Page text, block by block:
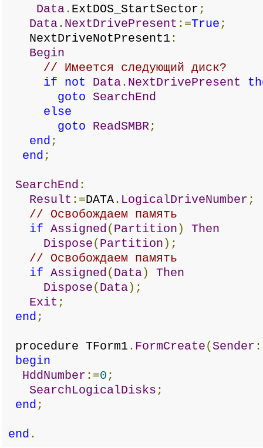
Data. ExtDOS_StartSector ;
Data. NextDrivePresent :=True ;
NextDriveNotPresent1 :
Begin
// Имеется следующий диск?
if
not Data. NextDrivePresent
goto
SearchEnd
else
goto
ReadSMBR;
end ;
end ;
SearchEnd :
Result :=DATA. LogicalDriveNumber ;
// Освобождаем память
if Assigned( Partition )
Then
Dispose( Partition );
// Освобождаем память
if Assigned( Data)
Then
Dispose( Data);
Exit ;
end ;
procedure TForm1 . FormCreate( Sender :
begin
HddNumber :=0 ;
SearchLogicalDisks ;
end ;
end .